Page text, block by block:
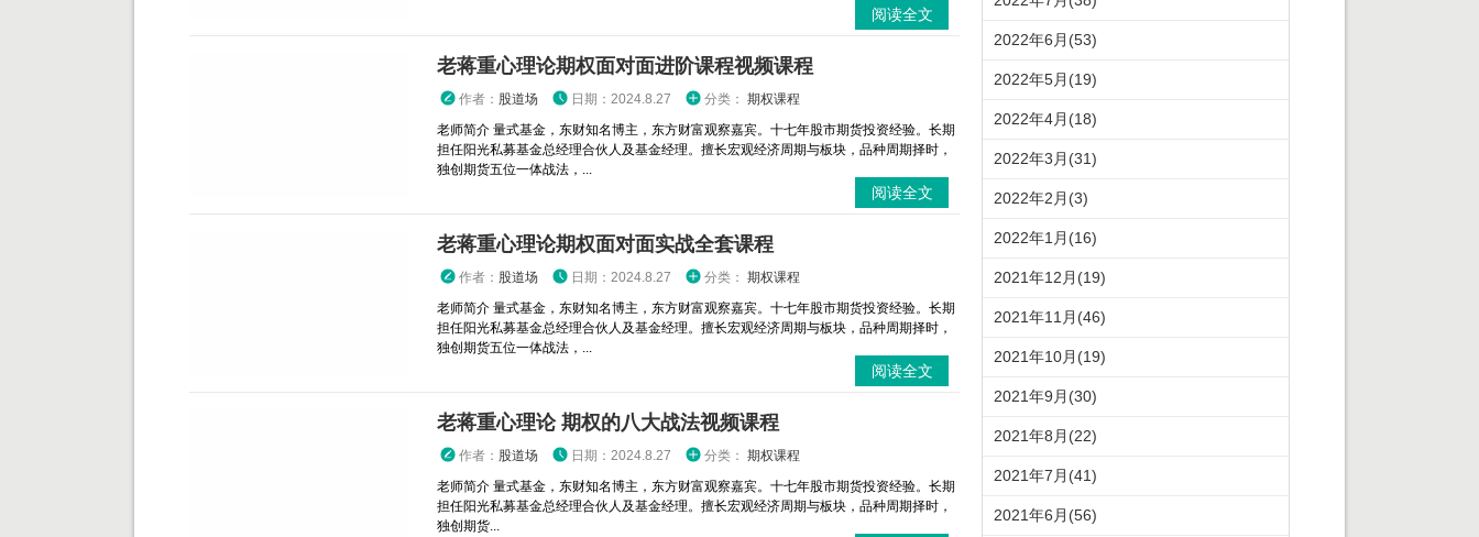
阅读全文
老蒋重心理论期权面对面进阶课程视频课程
作者： 股道场 日期：2024.8.27 分类： 期权课程
老师简介 量式基金，东财知名博主，东方财富观察嘉宾。十七年股市期货投资经验。长期
担任阳光私募基金总经理合伙人及基金经理。擅长宏观经济周期与板块，品种周期择时，
独创期货五位一体战法，...
阅读全文
老蒋重心理论期权面对面实战全套课程
作者： 股道场 日期：2024.8.27 分类： 期权课程
老师简介 量式基金，东财知名博主，东方财富观察嘉宾。十七年股市期货投资经验。长期
担任阳光私募基金总经理合伙人及基金经理。擅长宏观经济周期与板块，品种周期择时，
独创期货五位一体战法，...
阅读全文
老蒋重心理论 期权的八大战法视频课程
作者： 股道场 日期：2024.8.27 分类： 期权课程
老师简介 量式基金，东财知名博主，东方财富观察嘉宾。十七年股市期货投资经验。长期
担任阳光私募基金总经理合伙人及基金经理。擅长宏观经济周期与板块，品种周期择时，
独创期货...
2022年6月(53)
2022年5月(19)
2022年4月(18)
2022年3月(31)
2022年2月(3)
2022年1月(16)
2021年12月(19)
2021年11月(46)
2021年10月(19)
2021年9月(30)
2021年8月(22)
2021年7月(41)
2021年6月(56)